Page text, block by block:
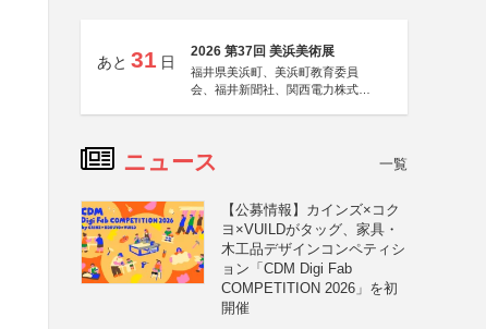
あと 31 日
2026 第37回 美浜美術展
福井県美浜町、美浜町教育委員
会、福井新聞社、関西電力株式会
ニュース 一覧
【公募情報】カインズ×コク
ヨ×VUILDがタッグ、家具・
木工品デザインコンペティシ
ョン「CDM Digi Fab
COMPETITION 2026」を初
開催